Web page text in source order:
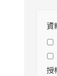
資
授